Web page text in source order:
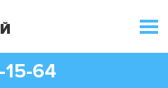
15-64